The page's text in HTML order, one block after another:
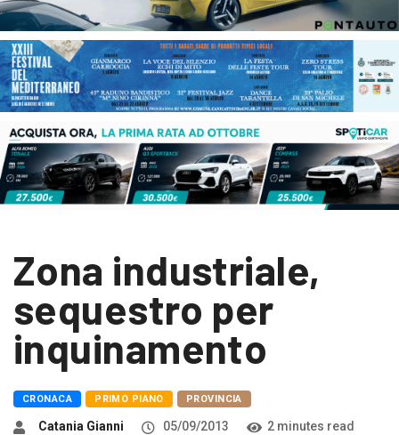
Zona industriale,
sequestro per
inquinamento
CRONACA PRIMO PIANO PROVINCIA
Catania Gianni 05/09/2013 2 minutes read